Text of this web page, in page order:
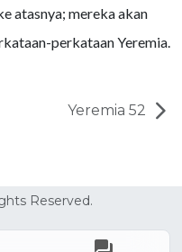
atasnya; mereka akan
perkataan Yeremia.
Yeremia 52
Reserved.